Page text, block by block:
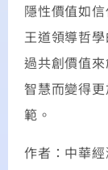
隱性價值如
王道領導哲
過共創價值
智慧而變得
範。
作者：中華